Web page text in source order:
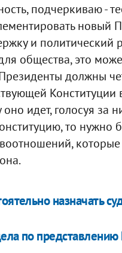
подчеркиваю -
новый
и политический
общества, это
должны
Конституции
идет, голосуя за
то нужно
назначать
по